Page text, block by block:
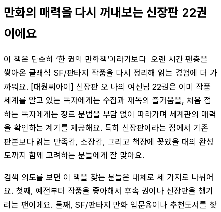
만화의 매력을 다시 꺼내보는 신장판 22권
이에요
이 책은 단순히 ‘한 권의 만화책’이라기보다, 오랜 시간 팬층을
쌓아온 클래식 SF/판타지 작품을 다시 정리해 읽는 경험에 더 가
까워요. [대원씨아이] 신장판 오 나의 여신님 22권은 이미 작품
세계를 알고 있는 독자에게는 수집과 재독의 즐거움을, 처음 접
하는 독자에게는 장르 문법을 부담 없이 따라가며 세계관의 매력
을 확인하는 계기를 제공해요. 특히 신장판이라는 점에서 기존
판본보다 읽는 만족감, 소장감, 그리고 책장에 꽂았을 때의 완성
도까지 함께 고려하는 분들에게 잘 맞아요.
검색 의도를 보면 이 책을 찾는 분들은 대체로 세 가지로 나뉘어
요. 첫째, 예전부터 작품을 좋아해서 후속 권이나 신장판을 챙기
려는 팬이에요. 둘째, SF/판타지 만화 입문용이나 추천도서를 찾